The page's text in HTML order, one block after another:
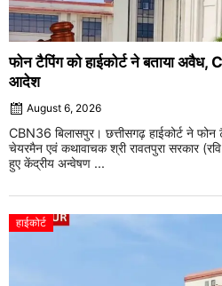
फोन टैपिंग को हाईकोर्ट ने बताया अवैध,
आदेश
August 6, 2026
CBN36 बिलासपुर। छत्तीसगढ़ हाईकोर्ट ने फोन
चेयरमैन एवं कथावाचक श्री रावतपुरा सरकार
हुए केंद्रीय अन्वेषण ...
हाईकोर्ट